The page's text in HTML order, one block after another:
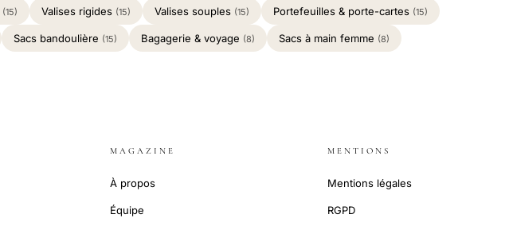
(15) Valises rigides (15) Valises souples (15) Portefeuilles & porte-cartes (15)
Sacs bandoulière (15) Bagagerie & voyage (8) Sacs à main femme (8)
MAGAZINE
À propos
Équipe
MENTIONS
Mentions légales
RGPD